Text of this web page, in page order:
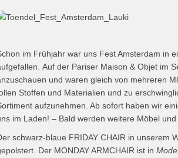
im Frühjahr war uns Fest Amsterdam in
Auf der Pariser Maison & Objet im
und waren gleich von mehreren
Stoffen und Materialien und zu
aufzunehmen. Ab sofort haben wir
im Laden! – Bald werden weitere Möbel
schwarz-blaue FRIDAY CHAIR in unserem
Der MONDAY ARMCHAIR ist in